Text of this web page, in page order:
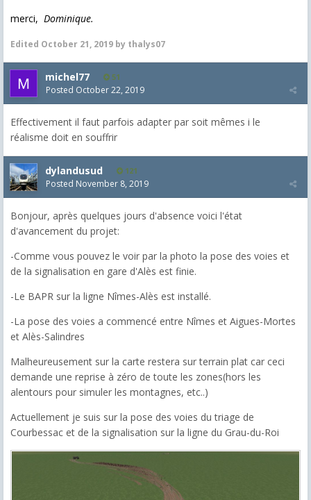
merci, Dominique.
Edited October 21, 2019 by thalys07
michel77 51
Posted October 22, 2019
Effectivement il faut parfois adapter par soit mêmes i le
réalisme doit en souffrir
dylandusud 121
Posted November 8, 2019
Bonjour, après quelques jours d'absence voici l'état
d'avancement du projet:
-Comme vous pouvez le voir par la photo la pose des voies et
de la signalisation en gare d'Alès est finie.
-Le BAPR sur la ligne Nîmes-Alès est installé.
-La pose des voies a commencé entre Nîmes et Aigues-Mortes
et Alès-Salindres
Malheureusement sur la carte restera sur terrain plat car ceci
demande une reprise à zéro de toute les zones(hors les
alentours pour simuler les montagnes, etc..)
Actuellement je suis sur la pose des voies du triage de
Courbessac et de la signalisation sur la ligne du Grau-du-Roi